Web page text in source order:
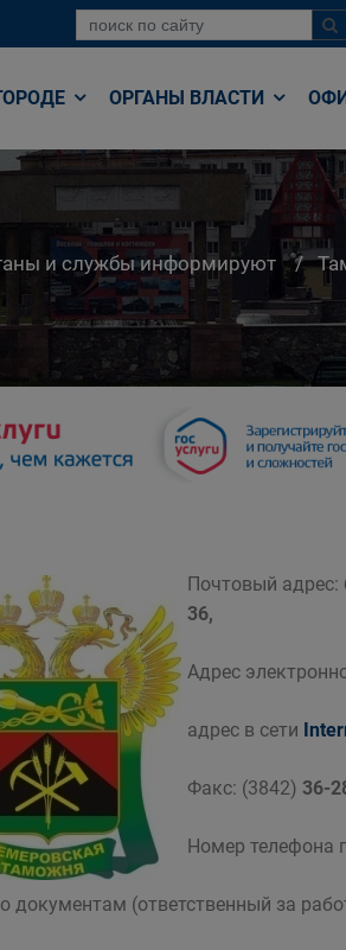
ОРГАНЫ ВЛАСТИ
и службы информируют
Почтовый адрес:
36,
Адрес
адрес в сети
Факс: (3842) 36-
Номер телефона
документам (ответственный за